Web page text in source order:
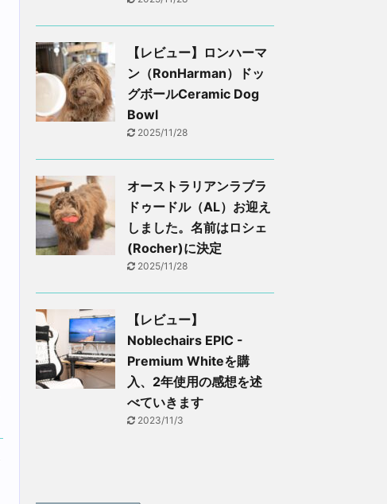
【レビュー】ロンハーマ
ン（RonHarman）ドッ
グボールCeramic Dog
Bowl
2025/11/28
オーストラリアンラブラ
ドゥードル（AL）お迎え
しました。名前はロシェ
(Rocher)に決定
2025/11/28
【レビュー】
Noblechairs EPIC -
Premium Whiteを購
入、2年使用の感想を述
べていきます
2023/11/3